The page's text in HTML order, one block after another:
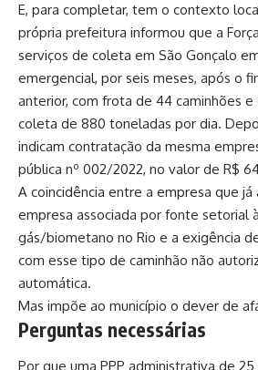
E, para completar, tem o contexto
própria prefeitura informou que a
serviços de coleta em São Gonçalo
emergencial, por seis meses, após o
anterior, com frota de 44 caminhões
coleta de 880 toneladas por dia.
indicam contratação da mesma
pública nº 002/2022, no valor de R$
A coincidência entre a empresa que já
empresa associada por fonte setorial
gás/biometano no Rio e a exigência
com esse tipo de caminhão não
automática.
Mas impõe ao município o dever de
Perguntas necessárias
Por que uma PPP administrativa de 25